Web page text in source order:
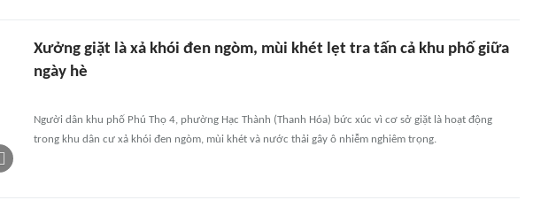
Xưởng giặt là xả khói đen ngòm, mùi khét lẹt tra tấn cả khu phố giữa
ngày hè
Người dân khu phố Phú Thọ 4, phường Hạc Thành (Thanh Hóa) bức xúc vì cơ sở giặt là hoạt động
trong khu dân cư xả khói đen ngòm, mùi khét và nước thải gây ô nhiễm nghiêm trọng.